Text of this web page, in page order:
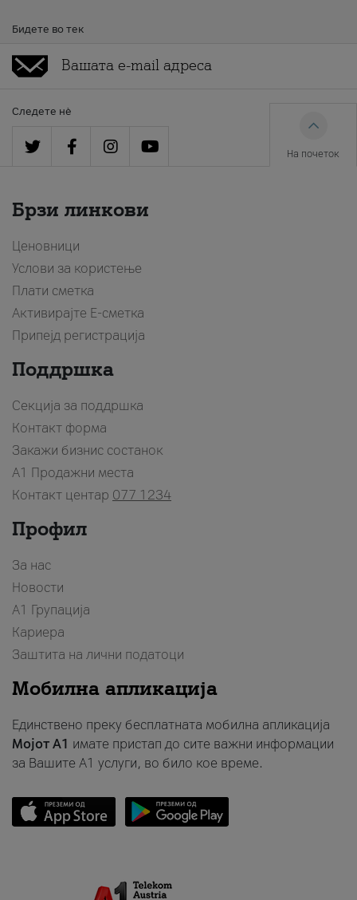
Бидете во тек
Следете нè
На почеток
Брзи линкови
Ценовници
Услови за користење
Плати сметка
Активирајте Е-сметка
Припејд регистрација
Поддршка
Секција за поддршка
Контакт форма
Закажи бизнис состанок
A1 Продажни места
Контакт центар 077 1234
Профил
За нас
Новости
А1 Групација
Кариера
Заштита на лични податоци
Мобилна апликација
Единствено преку бесплатната мобилна апликација
Мојот A1 имате пристап до сите важни информации
за Вашите A1 услуги, во било кое време.